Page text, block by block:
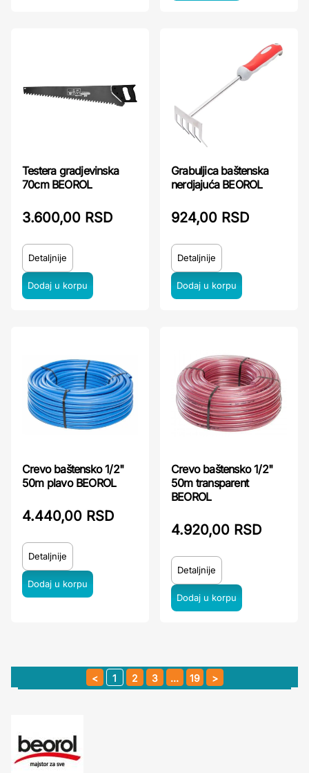
Testera gradjevinska
70cm BEOROL
3.600,00 RSD
Detaljnije
Grabuljica baštenska
nerdjajuća BEOROL
924,00 RSD
Detaljnije
Crevo baštensko 1/2"
50m plavo BEOROL
4.440,00 RSD
Detaljnije
Crevo baštensko 1/2"
50m transparent
BEOROL
4.920,00 RSD
Detaljnije
1 2 3 … 19